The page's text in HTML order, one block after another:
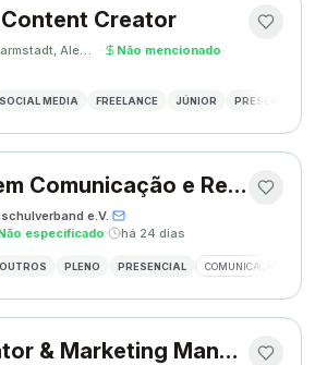
Creator
Darmstadt, Alemanha · Não mencionado·
SOCIAL MEDIA FREELANCE JÚNIOR PRESENCIAL
Especialista em Comunicação e Relações Públicas
e.V.·
·
especificado· há 24 dias
OUTROS PLENO PRESENCIAL COMUNICAÇÃO
Content Creator & Marketing Manager